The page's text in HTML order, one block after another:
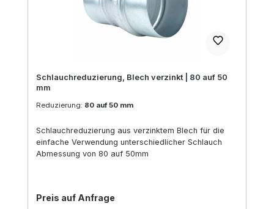
Schlauchreduzierung, Blech verzinkt | 80 auf 50
mm
Reduzierung: 80 auf 50 mm
Schlauchreduzierung aus verzinktem Blech für die
einfache Verwendung unterschiedlicher Schlauch
Abmessung von 80 auf 50mm
Regulärer Preis:
Preis auf Anfrage